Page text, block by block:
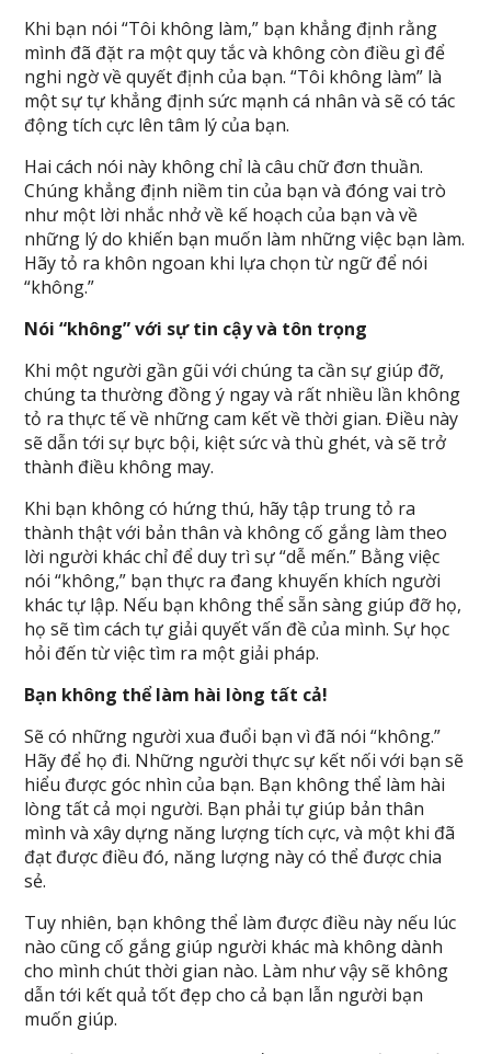
Khi bạn nói “Tôi không làm,” bạn khẳng định rằng
mình đã đặt ra một quy tắc và không còn điều gì để
nghi ngờ về quyết định của bạn. “Tôi không làm” là
một sự tự khẳng định sức mạnh cá nhân và sẽ có tác
động tích cực lên tâm lý của bạn.
Hai cách nói này không chỉ là câu chữ đơn thuần.
Chúng khẳng định niềm tin của bạn và đóng vai trò
như một lời nhắc nhở về kế hoạch của bạn và về
những lý do khiến bạn muốn làm những việc bạn làm.
Hãy tỏ ra khôn ngoan khi lựa chọn từ ngữ để nói
“không.”
Nói “không” với sự tin cậy và tôn trọng
Khi một người gần gũi với chúng ta cần sự giúp đỡ,
chúng ta thường đồng ý ngay và rất nhiều lần không
tỏ ra thực tế về những cam kết về thời gian. Điều này
sẽ dẫn tới sự bực bội, kiệt sức và thù ghét, và sẽ trở
thành điều không may.
Khi bạn không có hứng thú, hãy tập trung tỏ ra
thành thật với bản thân và không cố gắng làm theo
lời người khác chỉ để duy trì sự “dễ mến.” Bằng việc
nói “không,” bạn thực ra đang khuyến khích người
khác tự lập. Nếu bạn không thể sẵn sàng giúp đỡ họ,
họ sẽ tìm cách tự giải quyết vấn đề của mình. Sự học
hỏi đến từ việc tìm ra một giải pháp.
Bạn không thể làm hài lòng tất cả!
Sẽ có những người xua đuổi bạn vì đã nói “không.”
Hãy để họ đi. Những người thực sự kết nối với bạn sẽ
hiểu được góc nhìn của bạn. Bạn không thể làm hài
lòng tất cả mọi người. Bạn phải tự giúp bản thân
mình và xây dựng năng lượng tích cực, và một khi đã
đạt được điều đó, năng lượng này có thể được chia
sẻ.
Tuy nhiên, bạn không thể làm được điều này nếu lúc
nào cũng cố gắng giúp người khác mà không dành
cho mình chút thời gian nào. Làm như vậy sẽ không
dẫn tới kết quả tốt đẹp cho cả bạn lẫn người bạn
muốn giúp.